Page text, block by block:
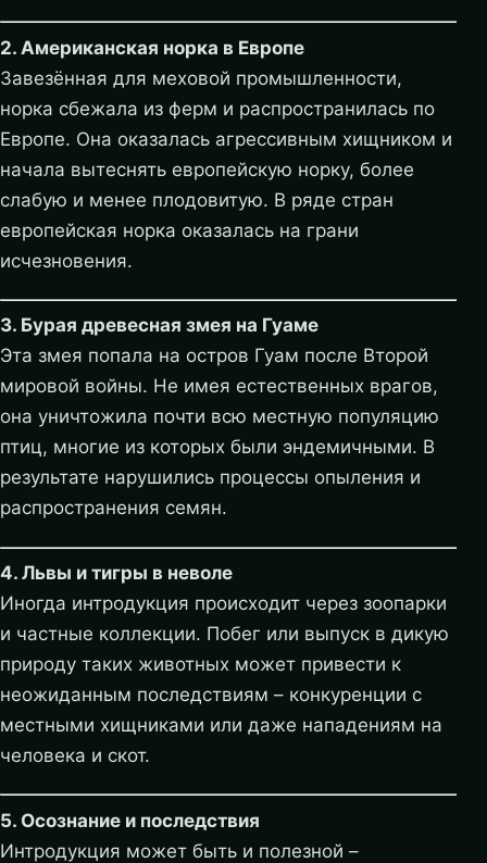
2. Американская норка в Европе
Завезённая для меховой промышленности,
норка сбежала из ферм и распространилась по
Европе. Она оказалась агрессивным хищником и
начала вытеснять европейскую норку, более
слабую и менее плодовитую. В ряде стран
европейская норка оказалась на грани
исчезновения.
3. Бурая древесная змея на Гуаме
Эта змея попала на остров Гуам после Второй
мировой войны. Не имея естественных врагов,
она уничтожила почти всю местную популяцию
птиц, многие из которых были эндемичными. В
результате нарушились процессы опыления и
распространения семян.
4. Львы и тигры в неволе
Иногда интродукция происходит через зоопарки
и частные коллекции. Побег или выпуск в дикую
природу таких животных может привести к
неожиданным последствиям – конкуренции с
местными хищниками или даже нападениям на
человека и скот.
5. Осознание и последствия
Интродукция может быть и полезной –